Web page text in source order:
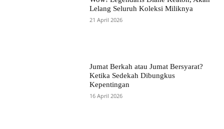
Lelang Seluruh Koleksi Miliknya
21 April 2026
Jumat Berkah atau Jumat Bersyarat?
Ketika Sedekah Dibungkus
Kepentingan
16 April 2026